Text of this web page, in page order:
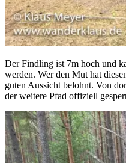
Der Findling ist 7m hoch und
werden. Wer den Mut hat
guten Aussicht belohnt. Von
der weitere Pfad offiziell